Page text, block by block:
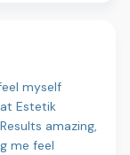
myself
Estetik
amazing,
me feel